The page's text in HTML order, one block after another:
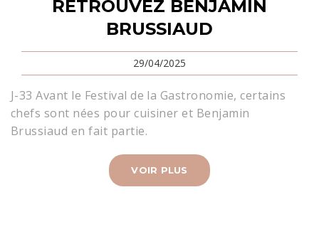
RETROUVEZ BENJAMIN
BRUSSIAUD
29/04/2025
J-33 Avant le Festival de la Gastronomie, certains
chefs sont nées pour cuisiner et Benjamin
Brussiaud en fait partie.
VOIR PLUS